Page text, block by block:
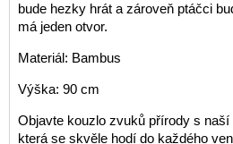
bude hezky hrát a zároveň ptáčci
má jeden otvor.
Materiál: Bambus
Výška: 90 cm
Objavte kouzlo zvuků přírody s
která se skvěle hodí do každého